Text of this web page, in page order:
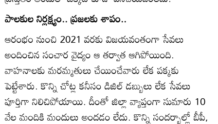
పాలకుల నిర్లక్ష్యం.. ప్రజలకు శాపం..
ఆరంభం నుంచి 2021 వరకు విజయవంతంగా సేవలు
అందించిన సంచార వైద్యం ఆ తర్వాత ఆగిపోయింది.
వాహనాలకు మరమ్మతులు చేయించేవారు లేక పక్కకు
పెట్టేశారు. కొన్ని చోట్ల కనీసం డిజిల్‌ డబ్బులు లేక సేవలు
పూర్తిగా నిలిచిపోయాయి. దీంతో జిల్లా వ్యాప్తంగా సుమారు 10
వేల మందికి మందులు అందడం లేదు. కొన్ని సందర్భాల్లో బీపీ,